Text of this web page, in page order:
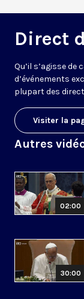
Direct
Qu’il s’agisse
d’événements
plupart des
Visiter la
Autres
02:00
30:00